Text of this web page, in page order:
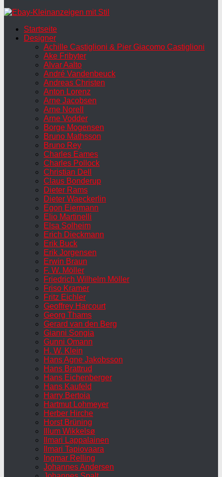
Startseite
Designer
Achille Castiglioni & Pier Giacomo Castiglioni
Ake Fribyter
Alvar Aalto
André Vandenbeuck
Andreas Christen
Anton Lorenz
Arne Jacobsen
Arne Norell
Arne Vodder
Borge Mogensen
Bruno Mathsson
Bruno Rey
Charles Eames
Charles Pollock
Christian Dell
Claus Bonderup
Dieter Rams
Dieter Waeckerlin
Egon Eiermann
Elio Martinelli
Elsa Solheim
Erich Dieckmann
Erik Buck
Erik Jorgensen
Erwin Braun
F. W. Möller
Friedrich Wilhelm Möller
Friso Kramer
Fritz Eichler
Geoffrey Harcourt
Georg Thams
Gerard van den Berg
Gianni Songia
Gunni Omann
H. W. Klein
Hans Agne Jakobsson
Hans Brattrud
Hans Eichenberger
Hans Kaufeld
Harry Bertoia
Hartmut Lohmeyer
Herber Hirche
Horst Brüning
Illum Wikkelsø
Ilmari Lappalainen
Ilmari Tapiovaara
Ingmar Relling
Johannes Andersen